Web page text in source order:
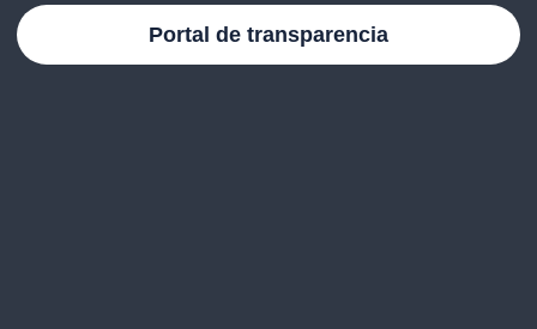
Portal de transparencia